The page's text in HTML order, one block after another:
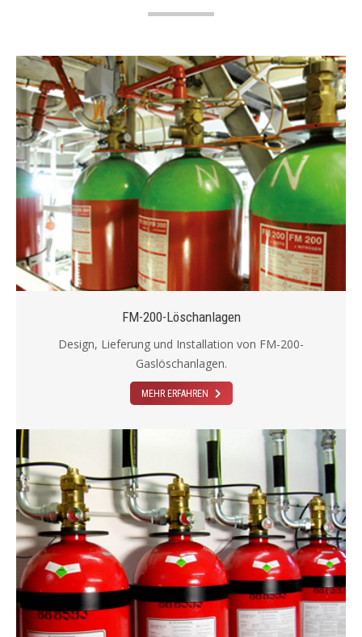
FM-200-Löschanlagen
Design, Lieferung und Installation von FM-200-
Gaslöschanlagen.
MEHR ERFAHREN